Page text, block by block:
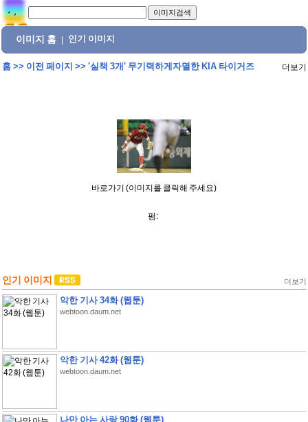
이미지 홈 인기 이미지
홈>> 이전 페이지 >> '실책 3개' 무기력하게자멸한 KIA 타이거즈 더보기
바로가기 (이미지를 클릭해 주세요)
펌:
인기 이미지 더보기
악한 기사 34화 (웹툰)
webtoon.daum.net
악한 기사 42화 (웹툰)
webtoon.daum.net
나만 아는 사랑 90화 (웹툰)